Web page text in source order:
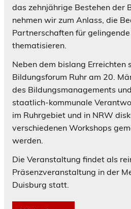
das zehnjährige Bestehen der
nehmen wir zum Anlass, die
Partnerschaften für
thematisieren.
Neben dem bislang Erreichten
Bildungsforum Ruhr am 20.
des Bildungsmanagements
staatlich-kommunale
im Ruhrgebiet und in NRW
verschiedenen Workshops
werden.
Die Veranstaltung findet als
Präsenzveranstaltung in der
Duisburg statt.